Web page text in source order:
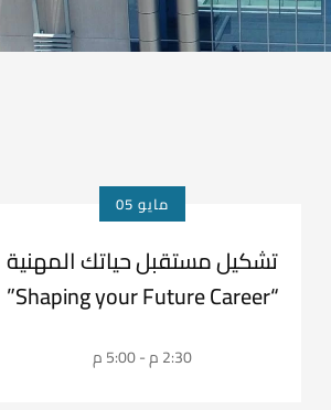
مايو 05
تشكيل مستقبل حياتك المهنية
“Shaping your Future Career”
2:30 م - 5:00 م